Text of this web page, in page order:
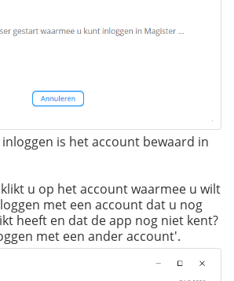
is het account bewaard in
u op het account waarmee u wilt
met een account dat u nog
heeft en dat de app nog niet kent?
met een ander account'.